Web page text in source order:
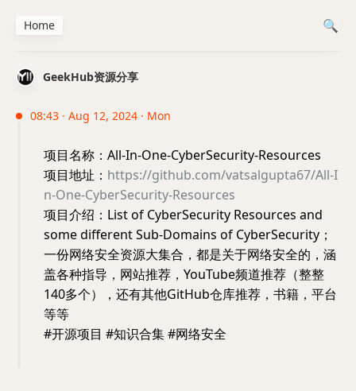
GeekHub资源分享
08:43 · Aug 12, 2024 · Mon
项目名称：All-In-One-CyberSecurity-Resources
项目地址： https://github.com/vatsalgupta67/All-I
n-One-CyberSecurity-Resources
项目介绍：List of CyberSecurity Resources and
some different Sub-Domains of CyberSecurity；
一份网络安全资源大集合，都是关于网络安全的，涵
盖各种指导，网站推荐，YouTube频道推荐（整整
140多个），还有其他GitHub仓库推荐，书籍，平台
等等
#开源项目 #知识合集 #网络安全
Home